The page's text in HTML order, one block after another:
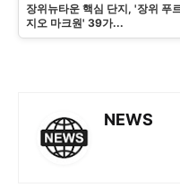
장위뉴타운 핵심 단지, '장위 푸
지오 마크원' 39가...
NEWS